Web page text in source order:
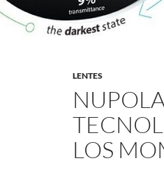
LENTES
LOS